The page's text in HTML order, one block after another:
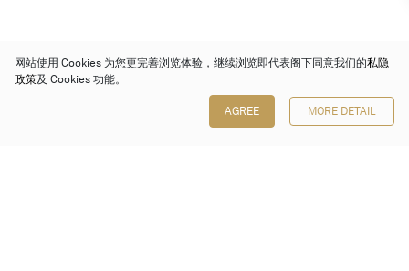
网站使用 Cookies 为您更完善浏览体验，继续浏览即代表阁下同意我们的私隐
政策及 Cookies 功能。
AGREE MORE DETAIL